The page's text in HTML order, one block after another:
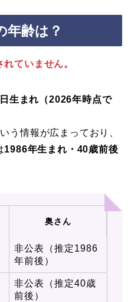
年齢は？
ていません。
生まれ（2026年時点で
う情報が広まっており、
1986年生まれ・40歳前後
奥さん
非公表（推定1986
年前後）
非公表（推定40歳
前後）